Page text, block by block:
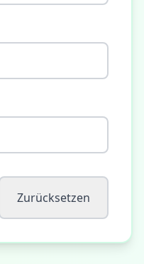
Zurücksetzen